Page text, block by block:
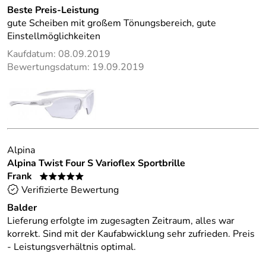
Beste Preis-Leistung
gute Scheiben mit großem Tönungsbereich, gute
Einstellmöglichkeiten
Kaufdatum: 08.09.2019
Bewertungsdatum: 19.09.2019
Alpina
Alpina Twist Four S Varioflex Sportbrille
Frank
*****
Verifizierte Bewertung
Balder
Lieferung erfolgte im zugesagten Zeitraum, alles war
korrekt. Sind mit der Kaufabwicklung sehr zufrieden. Preis
- Leistungsverhältnis optimal.